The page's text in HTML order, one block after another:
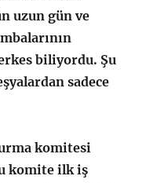
uzun gün ve
biliyordu. Şu
sadece
komitesi
komite ilk iş